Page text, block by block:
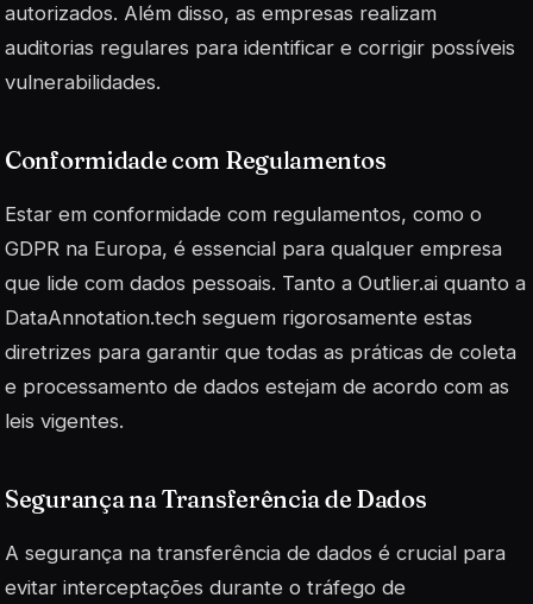
autorizados. Além disso, as empresas realizam
auditorias regulares para identificar e corrigir possíveis
vulnerabilidades.
Conformidade com Regulamentos
Estar em conformidade com regulamentos, como o
GDPR na Europa, é essencial para qualquer empresa
que lide com dados pessoais. Tanto a Outlier.ai quanto a
DataAnnotation.tech seguem rigorosamente estas
diretrizes para garantir que todas as práticas de coleta
e processamento de dados estejam de acordo com as
leis vigentes.
Segurança na Transferência de Dados
A segurança na transferência de dados é crucial para
evitar interceptações durante o tráfego de